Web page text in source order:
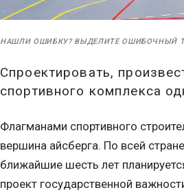
НАШЛИ ОШИБКУ? ВЫДЕЛИТЕ ОШИБОЧНЫЙ
Спроектировать,
спортивного комплекса
Флагманами спортивного
вершина айсберга. По всей
ближайшие шесть лет
проект государственной